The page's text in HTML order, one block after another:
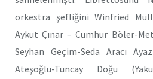
orkestra şefliğini Winfried
Aykut Çınar – Cumhur Böler-
Seyhan Geçim-Seda Aracı
Ateşoğlu-Tuncay Doğu